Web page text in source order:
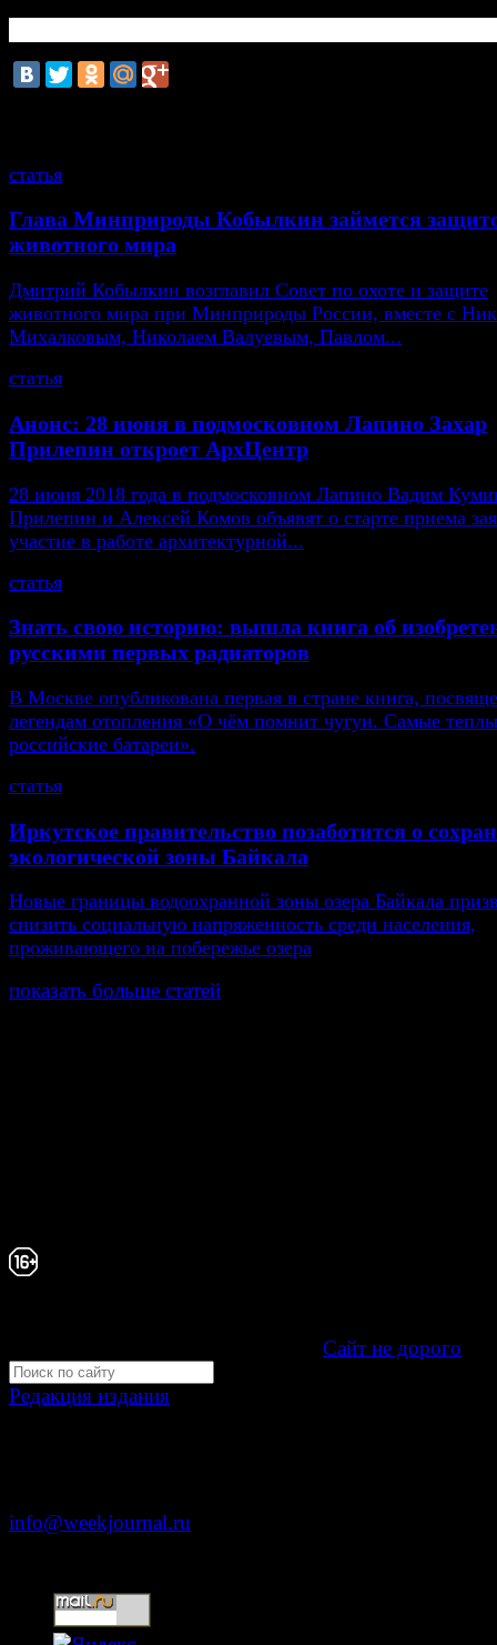
статья
Глава Минприроды Кобылкин займется
животного мира
Дмитрий Кобылкин возглавил Совет по охоте и защите
животного мира при Минприроды России, вместе с
Михалковым, Николаем Валуевым, Павлом...
статья
Анонс: 28 июня в подмосковном Лапино Захар
Прилепин откроет АрхЦентр
28 июня 2018 года в подмосковном Лапино Вадим
Прилепин и Алексей Комов объявят о старте приема
участие в работе архитектурной...
статья
Знать свою историю: вышла книга об
русскими первых радиаторов
В Москве опубликована первая в стране книга,
легендам отопления «О чём помнит чугун. Самые
российские батареи».
статья
Иркутское правительство позаботится о
экологической зоны Байкала
Новые границы водоохранной зоны озера Байкала
снизить социальную напряженность среди населения,
проживающего на побережье озера
показать больше статей
Сайт не дорого
Редакция издания
info@weekjournal.ru